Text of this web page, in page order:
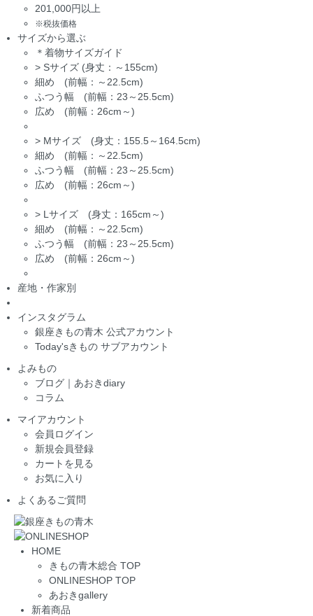
201,000円以上
※税抜価格
サイズから選ぶ
＊着物サイズガイド
> Sサイズ (身丈：～155cm)
細め (前幅：～22.5cm)
ふつう幅 (前幅：23～25.5cm)
広め (前幅：26cm～)
> Mサイズ (身丈：155.5～164.5cm)
細め (前幅：～22.5cm)
ふつう幅 (前幅：23～25.5cm)
広め (前幅：26cm～)
> Lサイズ (身丈：165cm～)
細め (前幅：～22.5cm)
ふつう幅 (前幅：23～25.5cm)
広め (前幅：26cm～)
産地・作家別
インスタグラム
銀座きもの青木 公式アカウント
Today'sきもの サブアカウント
よみもの
ブログ｜あおきdiary
コラム
マイアカウント
会員ログイン
新規会員登録
カートを見る
お気に入り
よくあるご質問
HOME
きもの青木総合 TOP
ONLINESHOP TOP
あおきgallery
新着商品